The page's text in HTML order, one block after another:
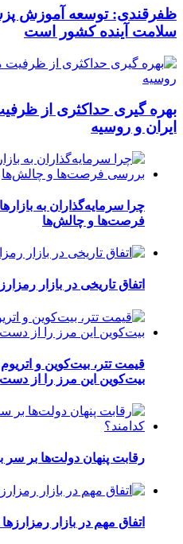
ظفرقندی: توسعه آموزش
سلامت آینده کشور است
بهره گیری حداکثری از
ایران و روسیه
چرا سرمایه‌گذاران به
فرصت‌ها و چالش‌ها
اتفاق تاریخی در بازار
بیت‌کوین این مرز را از
رقابت پنهان دولت‌ها بر سر بیت‌کوین/ ۱۰
اتفاق مهم در بازار